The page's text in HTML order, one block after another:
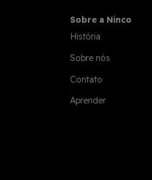
Sobre a Ninco
História
Sobre nós
Contato
Aprender